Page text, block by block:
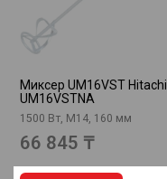
Миксер UM16VST Hitachi
UM16VSTNA
1500 Вт, М14, 160 мм
66 845 ₸